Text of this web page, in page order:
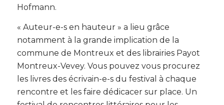
Hofmann.
« Auteur-e-s en hauteur » a lieu grâce
notamment à la grande implication de la
commune de Montreux et des librairies Payot
Montreux-Vevey. Vous pouvez vous procurez
les livres des écrivain-e-s du festival à chaque
rencontre et les faire dédicacer sur place. Un